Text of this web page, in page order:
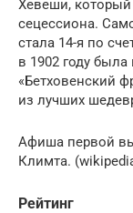
Хевеши,
сецессиона.
стала 14-я по
в 1902 году
«Бетховенский
из лучших
Афиша первой
Климта.
Рейтинг